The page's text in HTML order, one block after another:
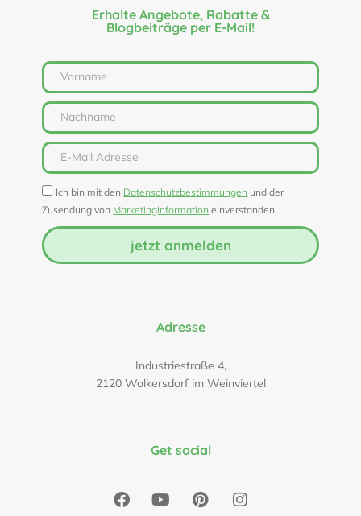
Erhalte Angebote, Rabatte &
Blogbeiträge per E-Mail!
Ich bin mit den Datenschutzbestimmungen und der
Zusendung von Marketinginformation einverstanden.
jetzt anmelden
Adresse
Industriestraße 4,
2120 Wolkersdorf im Weinviertel
Get social